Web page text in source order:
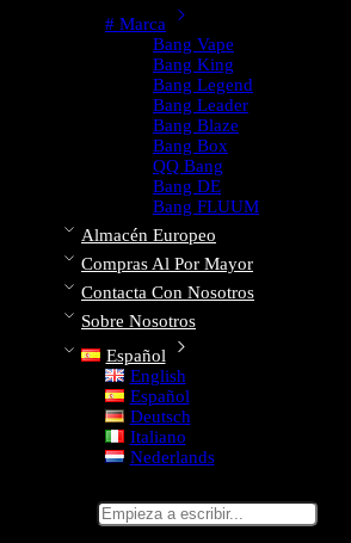
# Marca
Bang Vape
Bang King
Bang Legend
Bang Leader
Bang Blaze
Bang Box
QQ Bang
Bang DE
Bang FLUUM
Almacén Europeo
Compras Al Por Mayor
Contacta Con Nosotros
Sobre Nosotros
Español
English
Español
Deutsch
Italiano
Nederlands